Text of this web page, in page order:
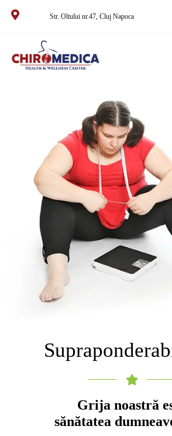
Str. Oltului nr.47, Cluj Napoca
Grija noastră
sănătatea